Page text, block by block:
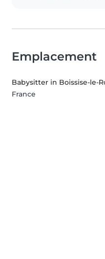
Emplacement
Babysitter in Boissise-le-
France